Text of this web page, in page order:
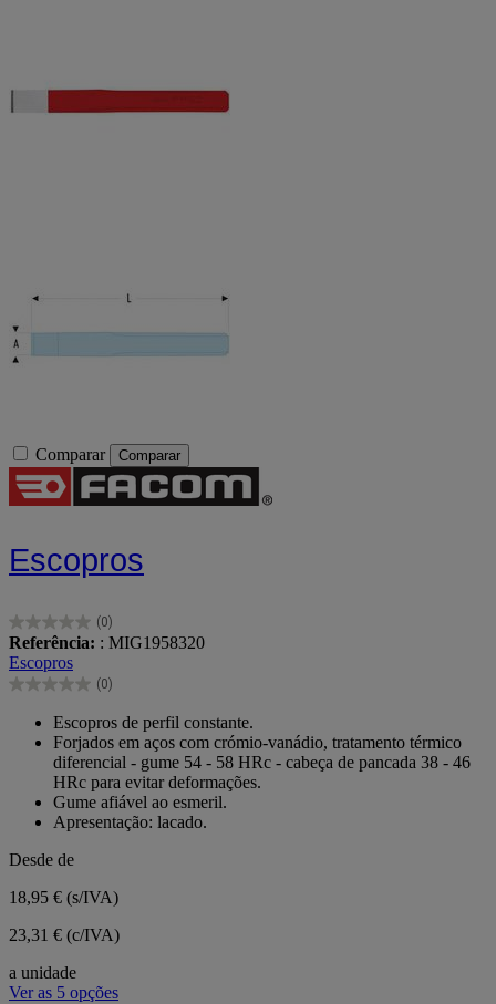
Comparar Comparar
Escopros
(0)
0.0
em
5
estrelas.
Referência: : MIG1958320
Escopros
(0)
0.0
estrelas.
Escopros de perfil constante.
Forjados em aços com crómio-vanádio, tratamento térmico
diferencial - gume 54 - 58 HRc - cabeça de pancada 38 - 46
HRc para evitar deformações.
Gume afiável ao esmeril.
Apresentação: lacado.
Desde de
18,95 € (s/IVA)
23,31 € (c/IVA)
a unidade
Ver as 5 opções